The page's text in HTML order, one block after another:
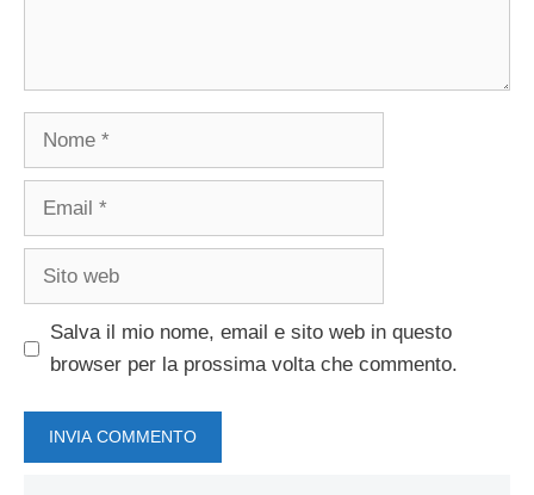
Nome
Email
Sito
Salva il mio nome, email e sito web in questo
browser per la prossima volta che commento.